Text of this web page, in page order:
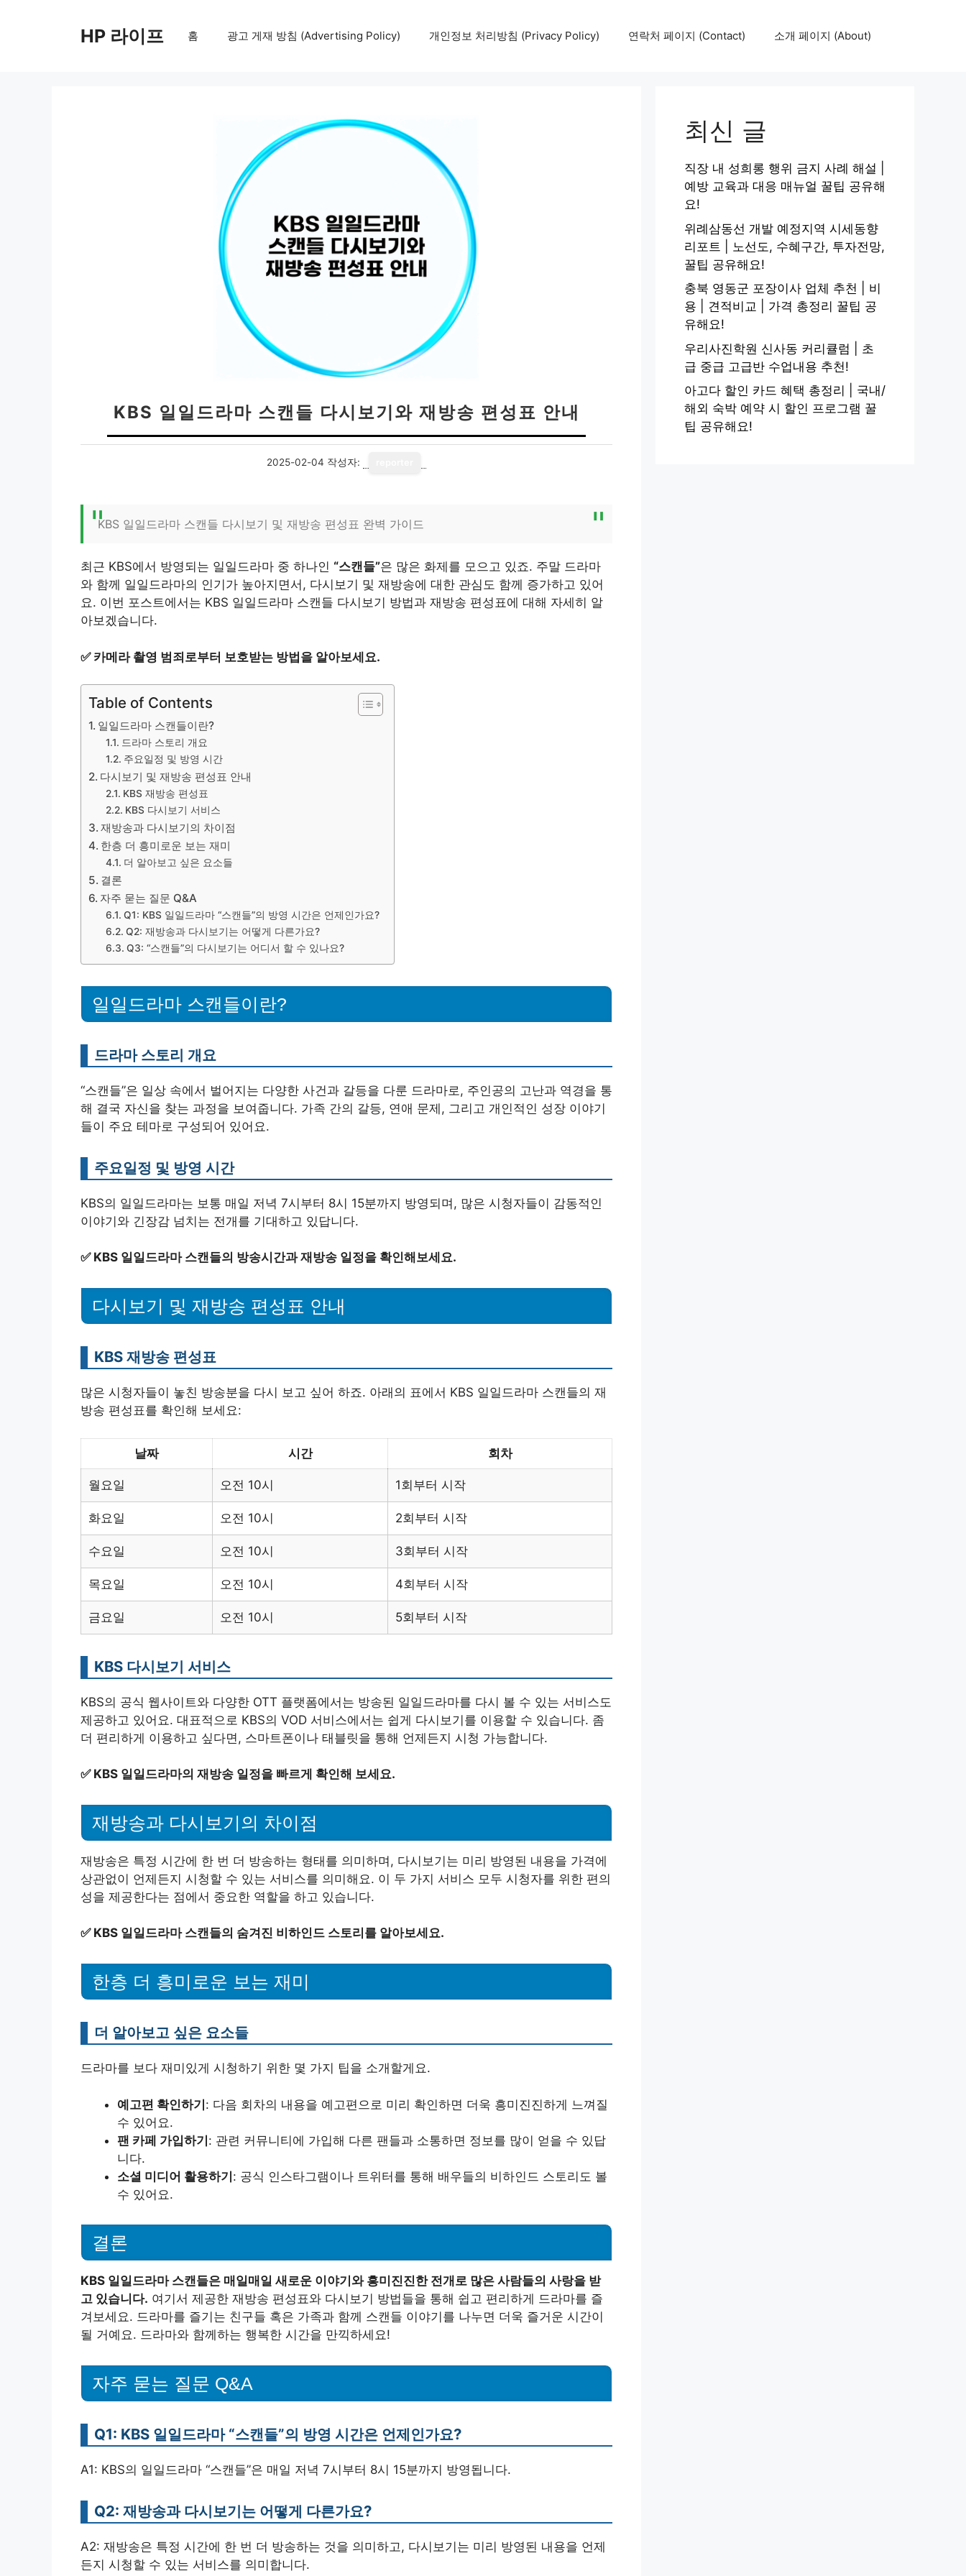
HP 라이프 홈 광고 게재 방침 (Advertising Policy) 개인정보 처리방침 (Privacy Policy) 연락처 페이지 (Contact) 소개 페이지 (About)
KBS 일일드라마 스캔들 다시보기와 재방송 편성표 안내
2025-02-04 작성자:
KBS 일일드라마 스캔들 다시보기 및 재방송 편성표 완벽 가이드
최근 KBS에서 방영되는 일일드라마 중 하나인 “스캔들”은 많은 화제를 모으고 있죠. 주말 드라마
와 함께 일일드라마의 인기가 높아지면서, 다시보기 및 재방송에 대한 관심도 함께 증가하고 있어
요. 이번 포스트에서는 KBS 일일드라마 스캔들 다시보기 방법과 재방송 편성표에 대해 자세히 알
아보겠습니다.
✅ 카메라 촬영 범죄로부터 보호받는 방법을 알아보세요.
Table of Contents
일일드라마 스캔들이란?
드라마 스토리 개요
주요일정 및 방영 시간
다시보기 및 재방송 편성표 안내
KBS 재방송 편성표
KBS 다시보기 서비스
재방송과 다시보기의 차이점
한층 더 흥미로운 보는 재미
더 알아보고 싶은 요소들
결론
자주 묻는 질문 Q&A
Q1: KBS 일일드라마 “스캔들”의 방영 시간은 언제인가요?
Q2: 재방송과 다시보기는 어떻게 다른가요?
Q3: “스캔들”의 다시보기는 어디서 할 수 있나요?
일일드라마 스캔들이란?
드라마 스토리 개요
“스캔들”은 일상 속에서 벌어지는 다양한 사건과 갈등을 다룬 드라마로, 주인공의 고난과 역경을 통
해 결국 자신을 찾는 과정을 보여줍니다. 가족 간의 갈등, 연애 문제, 그리고 개인적인 성장 이야기
들이 주요 테마로 구성되어 있어요.
주요일정 및 방영 시간
KBS의 일일드라마는 보통 매일 저녁 7시부터 8시 15분까지 방영되며, 많은 시청자들이 감동적인
이야기와 긴장감 넘치는 전개를 기대하고 있답니다.
✅ KBS 일일드라마 스캔들의 방송시간과 재방송 일정을 확인해보세요.
다시보기 및 재방송 편성표 안내
KBS 재방송 편성표
많은 시청자들이 놓친 방송분을 다시 보고 싶어 하죠. 아래의 표에서 KBS 일일드라마 스캔들의 재
방송 편성표를 확인해 보세요:
날짜 시간 회차
월요일 오전 10시 1회부터 시작
화요일 오전 10시 2회부터 시작
수요일 오전 10시 3회부터 시작
목요일 오전 10시 4회부터 시작
금요일 오전 10시 5회부터 시작
KBS 다시보기 서비스
KBS의 공식 웹사이트와 다양한 OTT 플랫폼에서는 방송된 일일드라마를 다시 볼 수 있는 서비스도
제공하고 있어요. 대표적으로 KBS의 VOD 서비스에서는 쉽게 다시보기를 이용할 수 있습니다. 좀
더 편리하게 이용하고 싶다면, 스마트폰이나 태블릿을 통해 언제든지 시청 가능합니다.
✅ KBS 일일드라마의 재방송 일정을 빠르게 확인해 보세요.
재방송과 다시보기의 차이점
재방송은 특정 시간에 한 번 더 방송하는 형태를 의미하며, 다시보기는 미리 방영된 내용을 가격에
상관없이 언제든지 시청할 수 있는 서비스를 의미해요. 이 두 가지 서비스 모두 시청자를 위한 편의
성을 제공한다는 점에서 중요한 역할을 하고 있습니다.
✅ KBS 일일드라마 스캔들의 숨겨진 비하인드 스토리를 알아보세요.
한층 더 흥미로운 보는 재미
더 알아보고 싶은 요소들
드라마를 보다 재미있게 시청하기 위한 몇 가지 팁을 소개할게요.
예고편 확인하기: 다음 회차의 내용을 예고편으로 미리 확인하면 더욱 흥미진진하게 느껴질
수 있어요.
팬 카페 가입하기: 관련 커뮤니티에 가입해 다른 팬들과 소통하면 정보를 많이 얻을 수 있답
니다.
소셜 미디어 활용하기: 공식 인스타그램이나 트위터를 통해 배우들의 비하인드 스토리도 볼
수 있어요.
결론
KBS 일일드라마 스캔들은 매일매일 새로운 이야기와 흥미진진한 전개로 많은 사람들의 사랑을 받
고 있습니다. 여기서 제공한 재방송 편성표와 다시보기 방법들을 통해 쉽고 편리하게 드라마를 즐
겨보세요. 드라마를 즐기는 친구들 혹은 가족과 함께 스캔들 이야기를 나누면 더욱 즐거운 시간이
될 거예요. 드라마와 함께하는 행복한 시간을 만끽하세요!
자주 묻는 질문 Q&A
Q1: KBS 일일드라마 “스캔들”의 방영 시간은 언제인가요?
A1: KBS의 일일드라마 “스캔들”은 매일 저녁 7시부터 8시 15분까지 방영됩니다.
Q2: 재방송과 다시보기는 어떻게 다른가요?
A2: 재방송은 특정 시간에 한 번 더 방송하는 것을 의미하고, 다시보기는 미리 방영된 내용을 언제
든지 시청할 수 있는 서비스를 의미합니다.
최신 글
직장 내 성희롱 행위 금지 사례 해설 |
예방 교육과 대응 매뉴얼 꿀팁 공유해
요!
위례삼동선 개발 예정지역 시세동향
리포트 | 노선도, 수혜구간, 투자전망,
꿀팁 공유해요!
충북 영동군 포장이사 업체 추천 | 비
용 | 견적비교 | 가격 총정리 꿀팁 공
유해요!
우리사진학원 신사동 커리큘럼 | 초
급 중급 고급반 수업내용 추천!
아고다 할인 카드 혜택 총정리 | 국내/
해외 숙박 예약 시 할인 프로그램 꿀
팁 공유해요!